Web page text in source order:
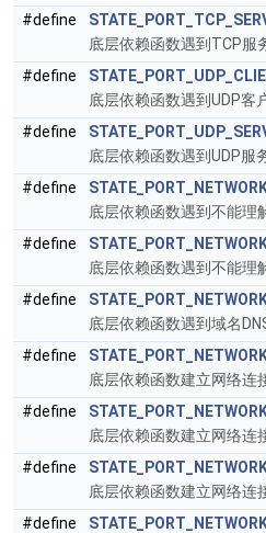
#define
底层依赖函数遇到TCP服
#define
底层依赖函数遇到UDP客
#define
底层依赖函数遇到UDP服
#define
底层依赖函数遇到不能理
#define
底层依赖函数遇到不能理
#define
底层依赖函数遇到域名
#define
底层依赖函数建立网络
#define
底层依赖函数建立网络
#define
底层依赖函数建立网络连
#define